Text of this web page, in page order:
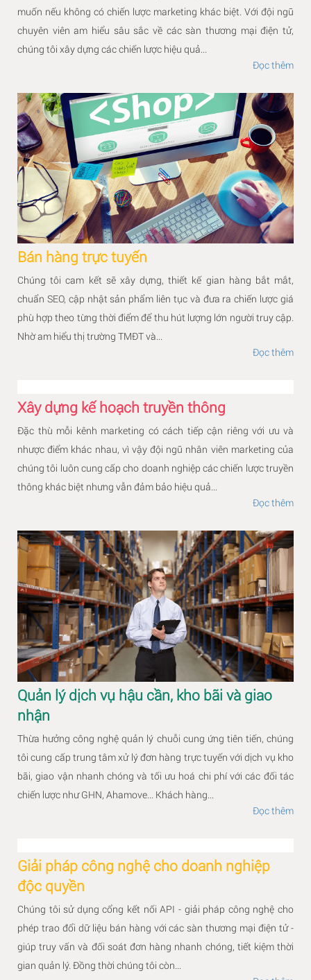
muốn nếu không có chiến lược marketing khác biệt. Với đội ngũ
chuyên viên am hiểu sâu sắc về các sàn thương mại điện tử,
chúng tôi xây dựng các chiến lược hiệu quả...
Đọc thêm
Bán hàng trực tuyến
Chúng tôi cam kết sẽ xây dựng, thiết kế gian hàng bắt mắt,
chuẩn SEO, cập nhật sản phẩm liên tục và đưa ra chiến lược giá
phù hợp theo từng thời điểm để thu hút lượng lớn người truy cập.
Nhờ am hiểu thị trường TMĐT và...
Đọc thêm
Xây dựng kế hoạch truyền thông
Đặc thù mỗi kênh marketing có cách tiếp cận riêng với ưu và
nhược điểm khác nhau, vì vậy đội ngũ nhân viên marketing của
chúng tôi luôn cung cấp cho doanh nghiệp các chiến lược truyền
thông khác biệt nhưng vẫn đảm bảo hiệu quả...
Đọc thêm
Quản lý dịch vụ hậu cần, kho bãi và giao
nhận
Thừa hưởng công nghệ quản lý chuỗi cung ứng tiên tiến, chúng
tôi cung cấp trung tâm xử lý đơn hàng trực tuyến với dịch vụ kho
bãi, giao vận nhanh chóng và tối ưu hoá chi phí với các đối tác
chiến lược như GHN, Ahamove... Khách hàng...
Đọc thêm
Giải pháp công nghệ cho doanh nghiệp
độc quyền
Chúng tôi sử dụng cổng kết nối API - giải pháp công nghệ cho
phép trao đổi dữ liệu bán hàng với các sàn thương mại điện tử -
giúp truy vấn và đối soát đơn hàng nhanh chóng, tiết kiệm thời
gian quản lý. Đồng thời chúng tôi còn...